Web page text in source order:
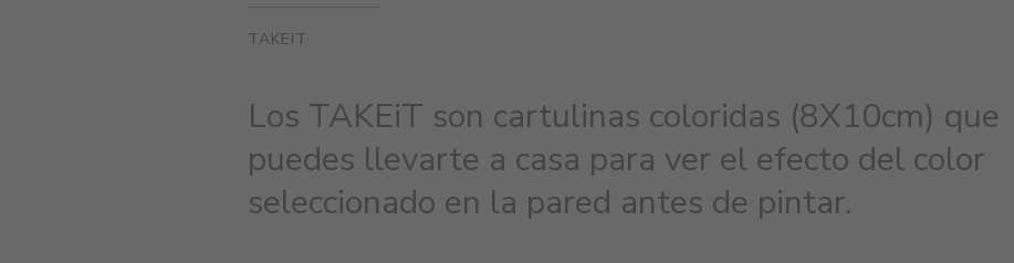
TAKEIT
Los TAKEiT son cartulinas coloridas (8X10cm) que
puedes llevarte a casa para ver el efecto del color
seleccionado en la pared antes de pintar.